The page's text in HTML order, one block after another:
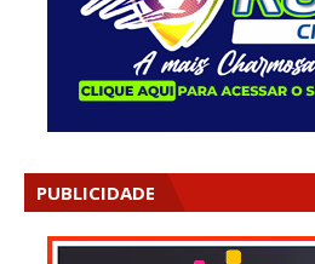
PUBLICIDADE